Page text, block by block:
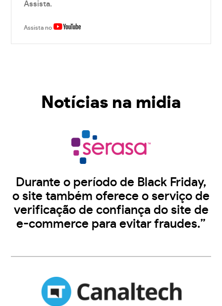
Assista.
Assista no
Notícias na midia
Durante o período de Black Friday,
o site também oferece o serviço de
verificação de confiança do site de
e-commerce para evitar fraudes.”